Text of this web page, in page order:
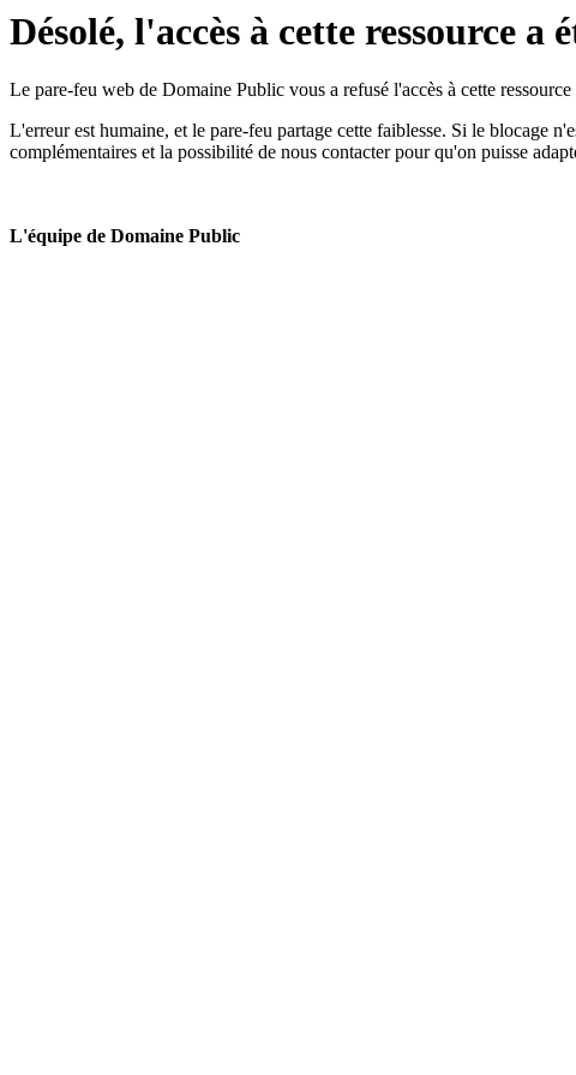
Désolé, l'accès à cette ressource a
Le pare-feu web de Domaine Public vous a refusé l'accès à cette
L'erreur est humaine, et le pare-feu partage cette faiblesse. Si le blocage
complémentaires et la possibilité de nous contacter pour qu'on puisse
L'équipe de Domaine Public